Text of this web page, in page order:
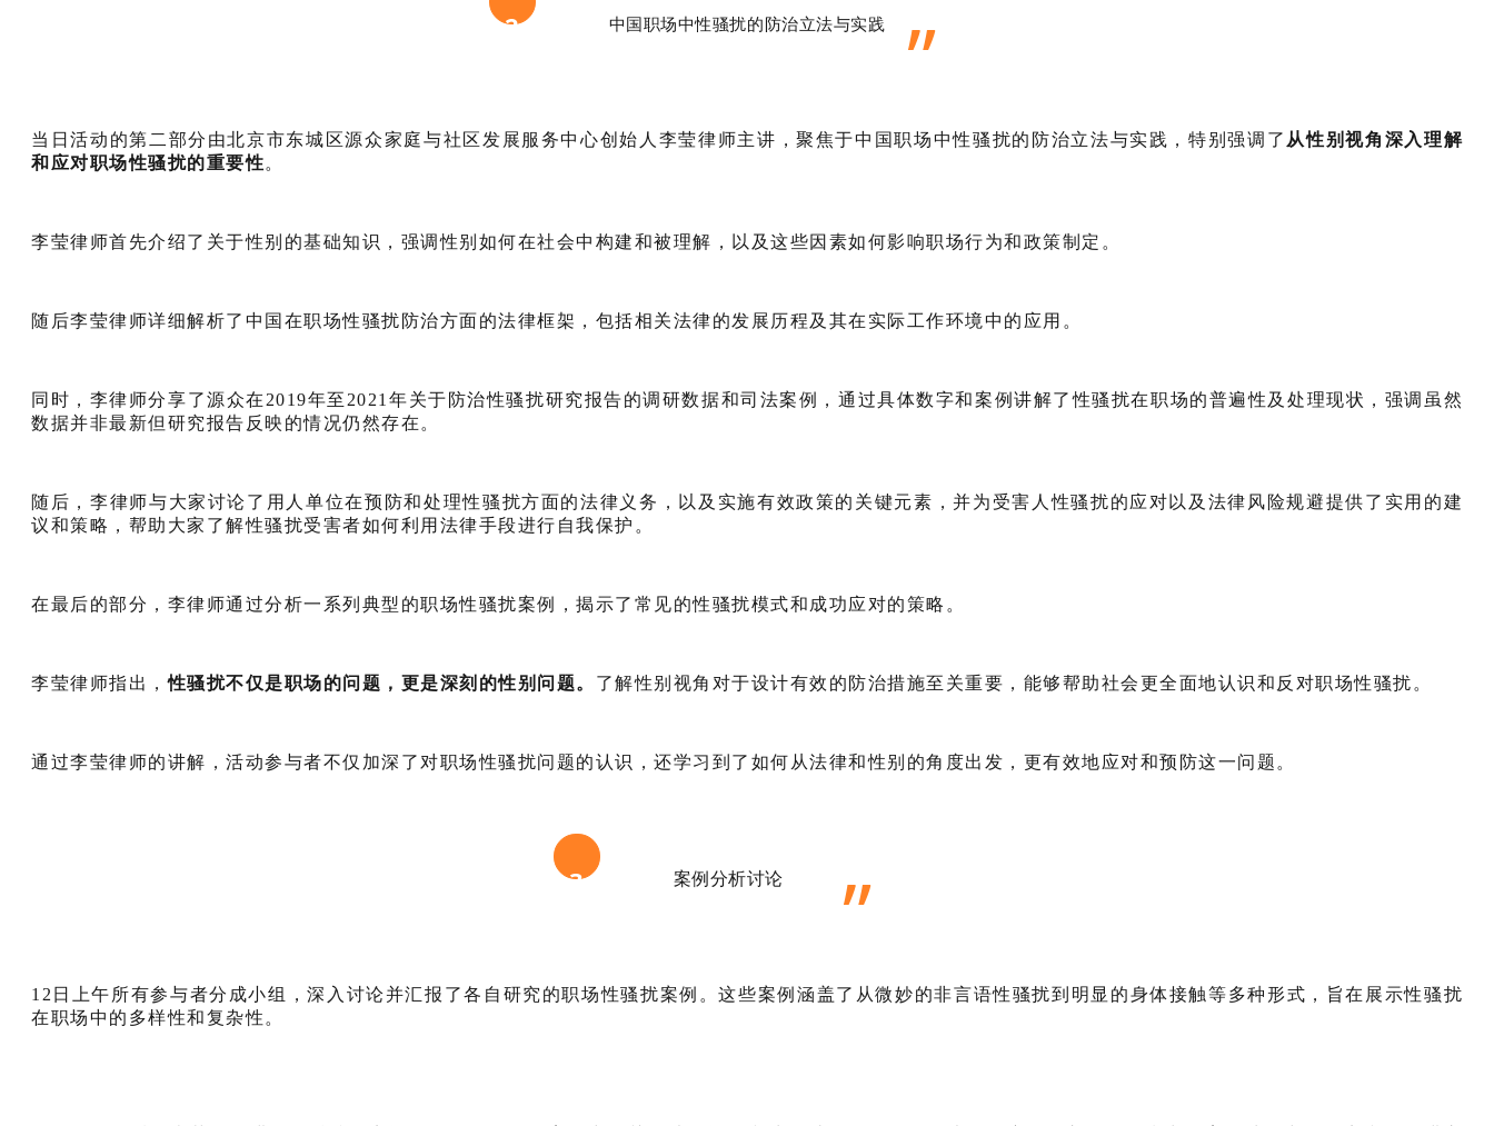
2 中国职场中性骚扰的防治立法与实践 ”
当日活动的第二部分由北京市东城区源众家庭与社区发展服务中心创始人李莹律师主讲，聚焦于中国职场中性骚扰的防治立法与实践，特别强调了 从性别视角深入理解
和应对职场性骚扰的重要性。
李莹律师首先介绍了关于性别的基础知识，强调性别如何在社会中构建和被理解，以及这些因素如何影响职场行为和政策制定。
随后李莹律师详细解析了中国在职场性骚扰防治方面的法律框架，包括相关法律的发展历程及其在实际工作环境中的应用。
同时，李律师分享了源众在2019年至2021年关于防治性骚扰研究报告的调研数据和司法案例，通过具体数字和案例讲解了性骚扰在职场的普遍性及处理现状，强调虽然
数据并非最新但研究报告反映的情况仍然存在。
随后，李律师与大家讨论了用人单位在预防和处理性骚扰方面的法律义务，以及实施有效政策的关键元素，并为受害人性骚扰的应对以及法律风险规避提供了实用的建
议和策略，帮助大家了解性骚扰受害者如何利用法律手段进行自我保护。
在最后的部分，李律师通过分析一系列典型的职场性骚扰案例，揭示了常见的性骚扰模式和成功应对的策略。
李莹律师指出，性骚扰不仅是职场的问题，更是深刻的性别问题。 了解性别视角对于设计有效的防治措施至关重要，能够帮助社会更全面地认识和反对职场性骚扰。
通过李莹律师的讲解，活动参与者不仅加深了对职场性骚扰问题的认识，还学习到了如何从法律和性别的角度出发，更有效地应对和预防这一问题。
3 案例分析讨论 ”
12日上午所有参与者分成小组，深入讨论并汇报了各自研究的职场性骚扰案例。这些案例涵盖了从微妙的非言语性骚扰到明显的身体接触等多种形式，旨在展示性骚扰
在职场中的多样性和复杂性。